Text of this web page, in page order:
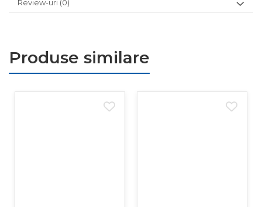
Review-uri (0)
Produse similare